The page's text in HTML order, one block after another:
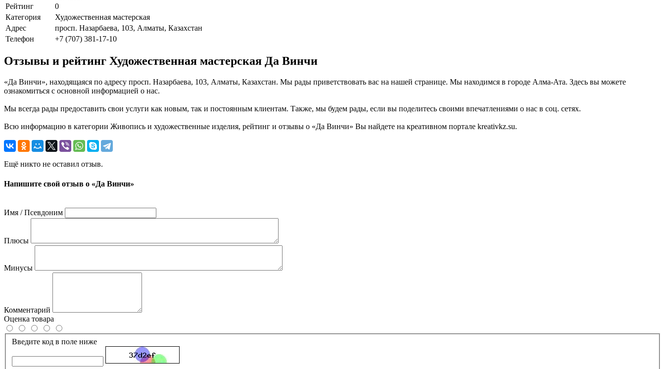
Рейтинг
0
Категория
Художественная мастерская
Адрес
просп. Назарбаева, 103, Алматы, Казахстан
Телефон
+7 (707) 381-17-10
Отзывы и рейтинг Художественная мастерская Да Винчи
«Да Винчи», находящаяся по адресу просп. Назарбаева, 103, Алматы, Казахстан. Мы рады приветствовать вас на нашей странице. Мы находимся в городе Алма-Ата. Здесь вы можете
ознакомиться с основной информацией о нас.
Мы всегда рады предоставить свои услуги как новым, так и постоянным клиентам. Также, мы будем рады, если вы поделитесь своими впечатлениями о нас в соц. сетях.
Всю информацию в категории Живопись и художественные изделия, рейтинг и отзывы о «Да Винчи» Вы найдете на креативном портале kreativkz.su.
Ещё никто не оставил отзыв.
Напишите свой отзыв о «Да Винчи»
Имя / Псевдоним
Плюсы
Минусы
Комментарий
Оценка товара
Введите код в поле ниже